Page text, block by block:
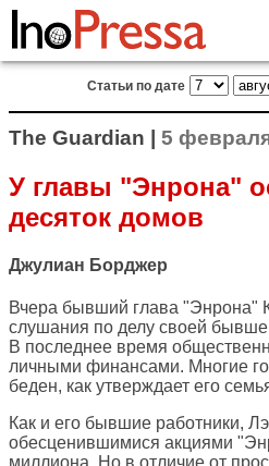
Статьи по дате
The Guardian | 5
У главы "Энрона"
десяток домов
Джулиан Борджер
Вчера бывший глава "Энрона"
слушания по делу своей
В последнее время
личными финансами. Многие
беден, как утверждает его
Как и его бывшие работники,
обесценившимися акциями